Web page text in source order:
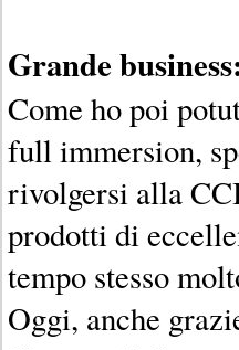
Grande
Come ho poi
full immersion,
rivolgersi alla
prodotti di
tempo stesso
Oggi, anche